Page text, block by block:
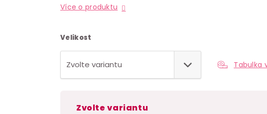
Více o produktu
Velikost
Tabulka
Zvolte variantu